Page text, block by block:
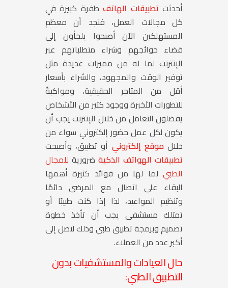
أحدثتتطبيقات الهاتفطفرة كبيرة في
كل مجالات العمل، فنجد أن معظم
المستهلكين الآن أصبحوا يلجأون إلى
قضاء حوائجهم وشراء متطلباتهم عبر
الإنترنت لما له من مميزات عديدة مثل
توفير الوقت والمجهود، والشراء بأسعار
أقل من المتاجر الحقيقية، ومواكبةً
للتطورات الأخيرة ووجود كثير من الأشخاص
يفضلون التعامل من خلال الإنترنت يجب أن
يكون لكل عمل حضور إلكتروني سواء من
خلالموقع إلكتروني أو تطبيق، وأصبحت
تطبيقات الهواتف الذكية ضرورية للمجال
الطبي لما لها من فوائد كثيرة أهمها
البقاء على اتصال مع المرضى دائمًا
وتنظيم المواعيد، لذا إذا كنت طبيبًا أو
تمتلك مستشفى يجب أن تأخذ خطوة
تصميم وبرمجة تطبيق طبي وذلك لتصل إلى
أكبر عدد من العملاء.
حال العيادات والمستشفيات بدون
التطبيق الطبي: